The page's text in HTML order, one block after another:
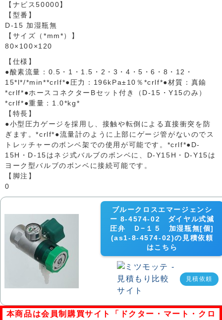
【ナビス50000】
【型番】
D-15 加湿瓶無
【サイズ（*mm*）】
80×100×120
【仕様】
●酸素流量：0.5・1・1.5・2・3・4・5・6・8・12・
15*l*/*min**crlf*●圧力：196kPa±10％*crlf*●材質：真鍮
*crlf*●ホースコネクターBセット付き（D-15・Y15のみ）
*crlf*●重量：1.0*kg*
【特長】
●小型圧力ゲージを採用し、接触や転倒による直接衝突を防
ぎます。*crlf*●流量計のように上部にゲージ管がないのでス
トレッチャーのボンベ架での使用が可能です。*crlf*●D-
15H・D-15はネジ式バルブのボンベに、D-Y15H・D-Y15は
ヨーク型バルブのボンベに接続可能です。
【脚注】
0
ブルークロスエマージェンシ
ー 8-4574-02 ダイヤル式減
圧弁 Ｄ−１５ 加湿瓶無[個]
(as1-8-4574-02)の見積依頼
はこちら
見積依頼
本商品は会員制購買サイト「ドクター・マート・クロ